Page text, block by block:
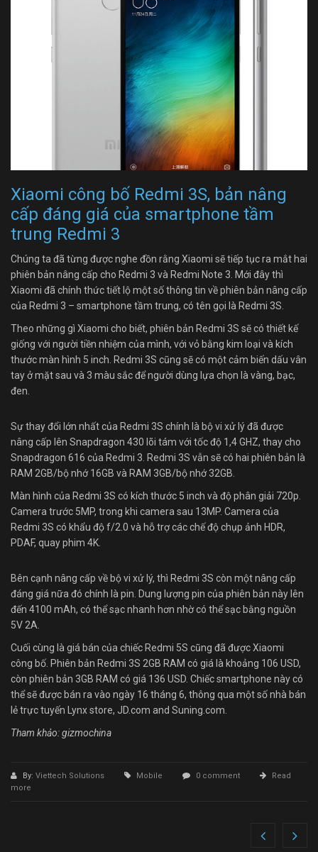
Xiaomi công bố Redmi 3S, bản nâng
cấp đáng giá của smartphone tầm
trung Redmi 3
Chúng ta đã từng được nghe đồn rằng Xiaomi sẽ tiếp tục ra mắt hai
phiên bản nâng cấp cho Redmi 3 và Redmi Note 3. Mới đây thì
Xiaomi đã chính thức tiết lộ một số thông tin về phiên bản nâng cấp
của Redmi 3 – smartphone tầm trung, có tên gọi là Redmi 3S.
Theo những gì Xiaomi cho biết, phiên bản Redmi 3S sẽ có thiết kế
giống với người tiền nhiệm của mình, với vỏ bằng kim loại và kích
thước màn hình 5 inch. Redmi 3S cũng sẽ có một cảm biến dấu vân
tay ở mặt sau và 3 màu sắc để người dùng lựa chọn là vàng, bạc,
đen.
Sự thay đổi lớn nhất của Redmi 3S chính là bộ vi xử lý đã được
nâng cấp lên Snapdragon 430 lõi tám với tốc độ 1,4 GHZ, thay cho
Snapdragon 616 của Redmi 3. Redmi 3S vẫn sẽ có hai phiên bản là
RAM 2GB/bộ nhớ 16GB và RAM 3GB/bộ nhớ 32GB.
Màn hình của Redmi 3S có kích thước 5 inch và độ phân giải 720p.
Camera trước 5MP, trong khi camera sau 13MP. Camera của
Redmi 3S có khẩu độ f/2.0 và hỗ trợ các chế độ chụp ảnh HDR,
PDAF, quay phim 4K.
Bên cạnh nâng cấp về bộ vi xử lý, thì Redmi 3S còn một nâng cấp
đáng giá nữa đó chính là pin. Dung lượng pin của phiên bản này lên
đến 4100 mAh, có thể sạc nhanh hơn nhờ có thể sạc bằng nguồn
5V 2A.
Cuối cùng là giá bán của chiếc Redmi 5S cũng đã được Xiaomi
công bố. Phiên bản Redmi 3S 2GB RAM có giá là khoảng 106 USD,
còn phiên bản 3GB RAM có giá 136 USD. Chiếc smartphone này có
thể sẽ được bán ra vào ngày 16 tháng 6, thông qua một số nhà bán
lẻ trực tuyến Lynx store, JD.com and Suning.com.
Tham khảo: gizmochina
By: Viettech Solutions Mobile 0 comment
Read
more